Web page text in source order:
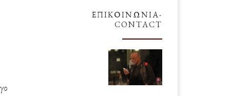
ΕΠΙΚΟΙΝΩΝΊΑ-
CONTACT